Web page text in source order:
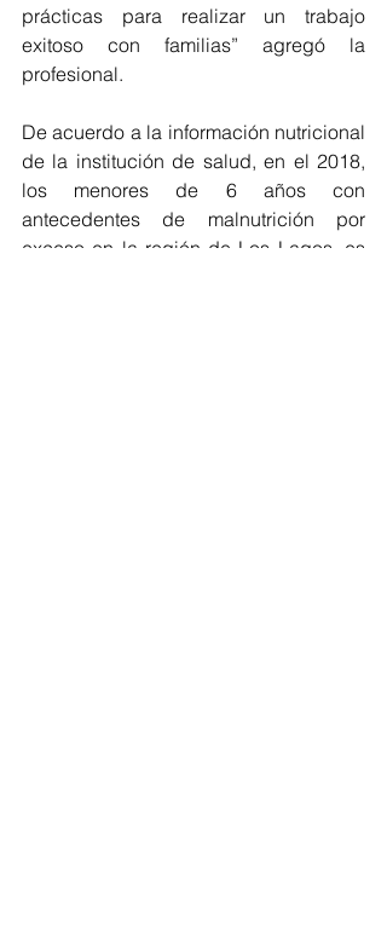
prácticas para realizar un trabajo
exitoso con familias” agregó la
profesional.
De acuerdo a la información nutricional
de la institución de salud, en el 2018,
los menores de 6 años con
antecedentes de malnutrición por
exceso en la región de Los Lagos, es